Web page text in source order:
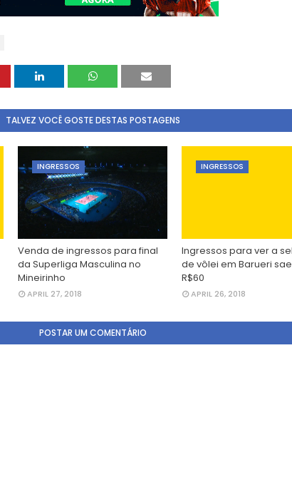
TALVEZ VOCÊ GOSTE DESTAS POSTAGENS
INGRESSOS
Venda de ingressos para final
da Superliga Masculina no
Mineirinho
APRIL 27, 2018
INGRESSOS
Ingressos para ver a
de vôlei em Barueri
R$60
APRIL 26, 2018
POSTAR UM COMENTÁRIO